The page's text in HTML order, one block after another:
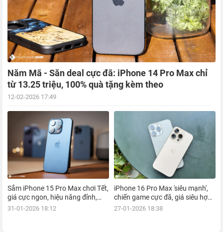
Năm Mã - Săn deal cực đã: iPhone 14 Pro Max chỉ
từ 13.25 triệu, 100% quà tặng kèm theo
12-02-2026 17:49
Sắm iPhone 15 Pro Max chơi Tết,
giá cực ngon, hiệu năng đỉnh,
kèm nhiều ưu đãi, mua ngay!
31-01-2026 18:12
iPhone 16 Pro Max 'siêu mạnh',
chiến game cực đã, giá siêu hợp
lý, mua ngay!
27-01-2026 18:38